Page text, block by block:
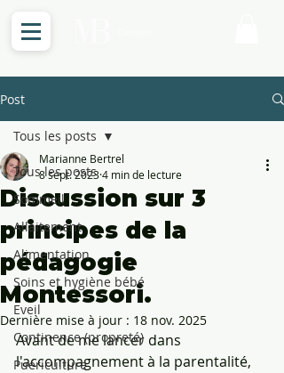
Post
Tous les posts
Sommeil
Allaitement
Alimentation
Soins et hygiène bébé
Eveil
Continence (propreté)
Puériculture
Tous les posts
Discussion sur 3
principes de la
pédagogie
Montessori.
Marianne Bertrel
8 sept. 20234 min de lecture
Dernière mise à jour : 18 nov. 2025
Avant de me lancer dans
l'accompagnement à la parentalité,